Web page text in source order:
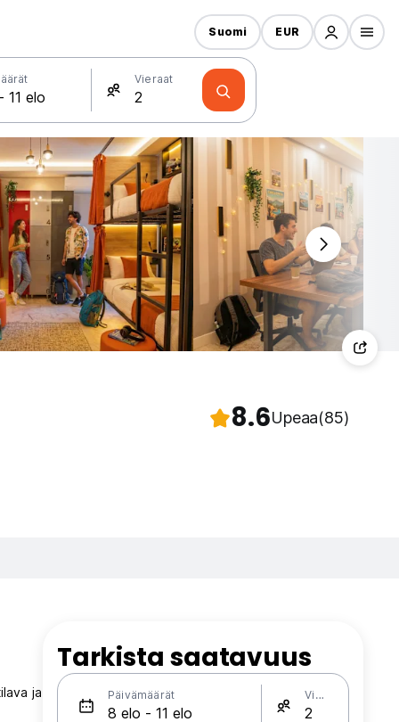
Vieraat
Suomi EUR
8.6Upeaa(85)
ja
Tarkista saatavuus
Päivämäärät Vieraat